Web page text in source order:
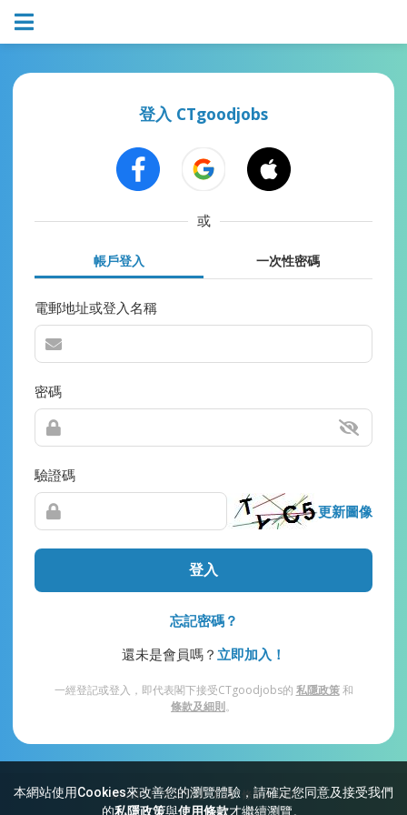
本網站使用Cookies來改善您的瀏覽體驗，請確定您同意及接受我們
的私隱政策與使用條款才繼續瀏覽。
登入 CTgoodjobs
或
帳戶登入 一次性密碼
電郵地址或登入名稱
密碼
驗證碼
更新圖像
登入
忘記密碼？
還未是會員嗎？ 立即加入！
一經登記或登入，即代表閣下接受CTgoodjobs的 私隱政策和
條款及細則。
網站索引 常見問題 私隱 條款及細則